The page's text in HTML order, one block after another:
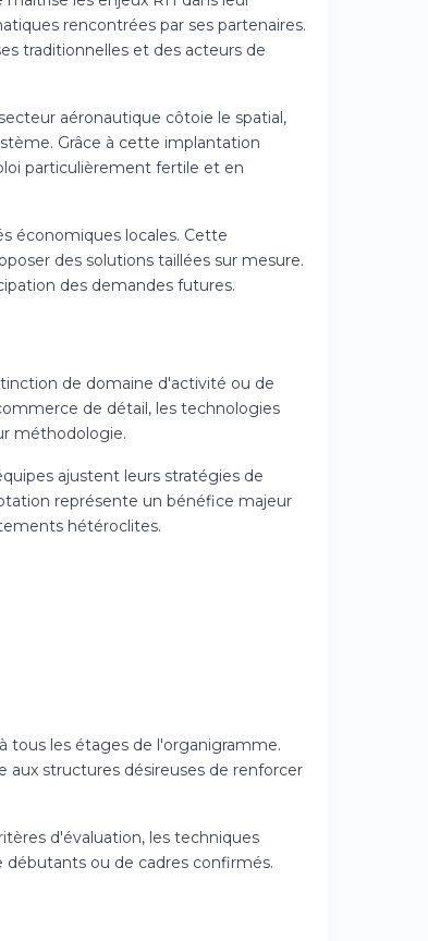
rencontrées par ses partenaires.
traditionnelles et des acteurs de
aéronautique côtoie le spatial,
Grâce à cette implantation
particulièrement fertile et en
économiques locales. Cette
des solutions taillées sur mesure.
des demandes futures.
de domaine d'activité ou de
de détail, les technologies
méthodologie.
ajustent leurs stratégies de
représente un bénéfice majeur
hétéroclites.
tous les étages de l'organigramme.
structures désireuses de renforcer
d'évaluation, les techniques
ou de cadres confirmés.